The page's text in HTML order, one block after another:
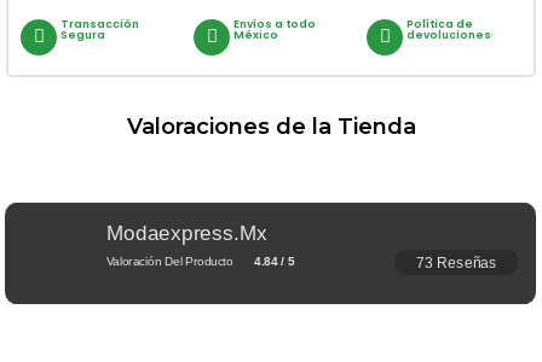
Transacción
Segura
Envíos a todo
México
Política de
devoluciones
Valoraciones de la Tienda
Modaexpress.mx
Valoración Del Producto 4.84 / 5 73 Reseñas